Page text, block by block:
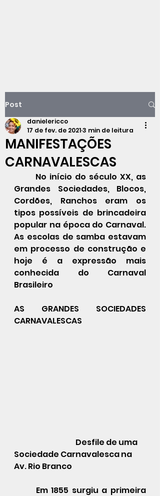
Post
MANIFESTAÇÕES
CARNAVALESCAS
danielericco
17 de fev. de 20213 min de leitura
Grandes Sociedades, Blocos,
Cordões, Ranchos eram os
tipos possíveis de brincadeira
popular na época do Carnaval.
As escolas de samba estavam
em processo de construção e
hoje é a expressão mais
conhecida do Carnaval
Brasileiro
AS GRANDES SOCIEDADES
CARNAVALESCAS
Sociedade Carnavalesca na
Av. Rio Branco